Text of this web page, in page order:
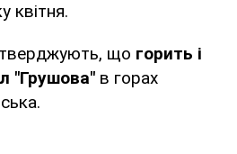
квітня.
що горить і
"Грушова" в горах